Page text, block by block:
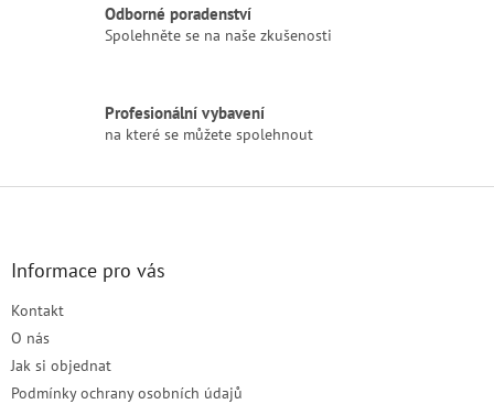
k
y
p
i
s
Odborné poradenství
Spolehněte se na naše zkušenosti
Profesionální vybavení
na které se můžete spolehnout
Informace pro vás
Kontakt
O nás
Jak si objednat
Podmínky ochrany osobních údajů